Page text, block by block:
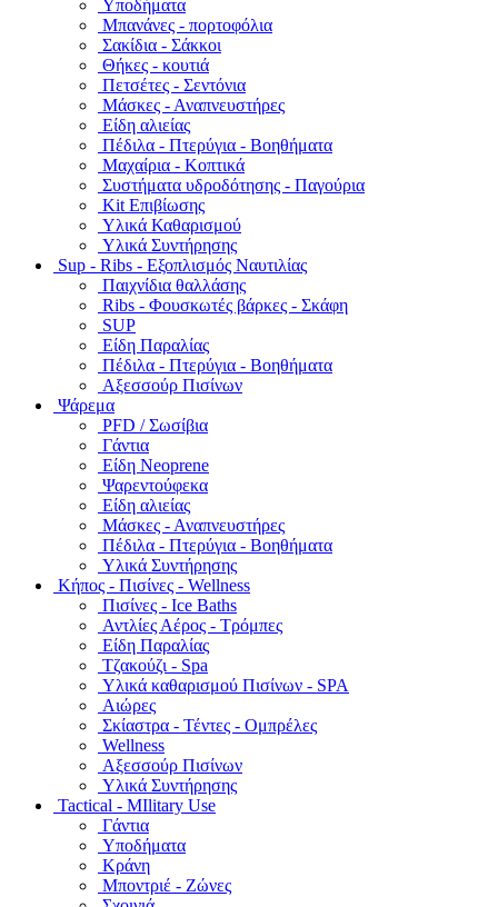
Υποδήματα
Μπανάνες - πορτοφόλια
Σακίδια - Σάκκοι
Θήκες - κουτιά
Πετσέτες - Σεντόνια
Μάσκες - Αναπνευστήρες
Είδη αλιείας
Πέδιλα - Πτερύγια - Βοηθήματα
Μαχαίρια - Κοπτικά
Συστήματα υδροδότησης - Παγούρια
Kit Επιβίωσης
Υλικά Καθαρισμού
Υλικά Συντήρησης
Sup - Ribs - Εξοπλισμός Ναυτιλίας
Παιχνίδια θαλλάσης
Ribs - Φουσκωτές βάρκες - Σκάφη
SUP
Είδη Παραλίας
Πέδιλα - Πτερύγια - Βοηθήματα
Αξεσσούρ Πισίνων
Ψάρεμα
PFD / Σωσίβια
Γάντια
Είδη Neoprene
Ψαρεντούφεκα
Είδη αλιείας
Μάσκες - Αναπνευστήρες
Πέδιλα - Πτερύγια - Βοηθήματα
Υλικά Συντήρησης
Κήπος - Πισίνες - Wellness
Πισίνες - Ice Baths
Αντλίες Αέρος - Τρόμπες
Είδη Παραλίας
Τζακούζι - Spa
Υλικά καθαρισμού Πισίνων - SPA
Αιώρες
Σκίαστρα - Τέντες - Ομπρέλες
Wellness
Αξεσσούρ Πισίνων
Υλικά Συντήρησης
Tactical - MIlitary Use
Γάντια
Υποδήματα
Κράνη
Μποντριέ - Ζώνες